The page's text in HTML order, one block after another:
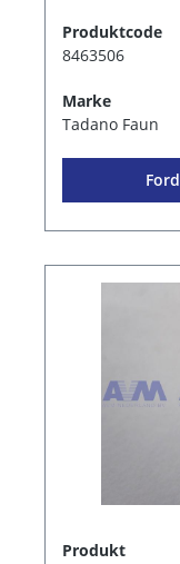
Produktcode
8463506
Marke
Tadano Faun
Produkt